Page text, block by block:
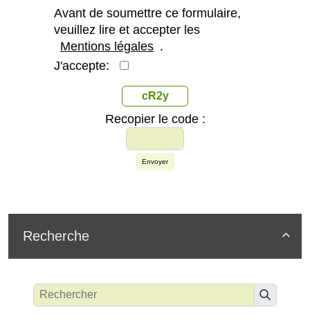
Avant de soumettre ce formulaire,
veuillez lire et accepter les
Mentions légales .
J'accepte:
cR2y
Recopier le code :
Envoyer

Recherche